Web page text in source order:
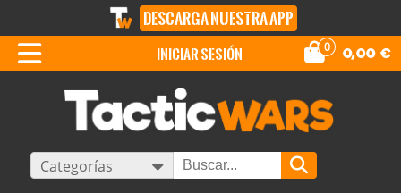
DESCARGA NUESTRA APP
0 0,00 €
iniciar sesión
Categorías